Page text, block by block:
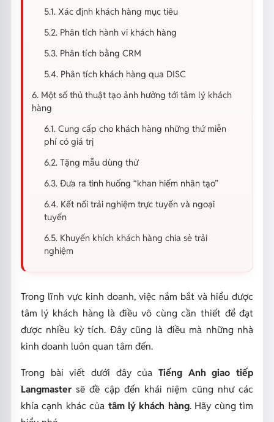
5.1. Xác định khách hàng mục tiêu
5.2. Phân tích hành vi khách hàng
5.3. Phân tích bằng CRM
5.4. Phân tích khách hàng qua DISC
6. Một số thủ thuật tạo ảnh hưởng tới tâm lý khách
hàng
6.1. Cung cấp cho khách hàng những thứ miễn
phí có giá trị
6.2. Tặng mẫu dùng thử
6.3. Đưa ra tình huống “khan hiếm nhân tạo”
6.4. Kết nối trải nghiệm trực tuyến và ngoại
tuyến
6.5. Khuyến khích khách hàng chia sẻ trải
nghiệm
Trong lĩnh vực kinh doanh, việc nắm bắt và hiểu được
tâm lý khách hàng là điều vô cùng cần thiết để đạt
được nhiều kỳ tích. Đây cũng là điều mà những nhà
kinh doanh luôn quan tâm đến.
Trong bài viết dưới đây củaTiếng Anh giao tiếp
Langmastersẽ đề cập đến khái niệm cũng như các
khía cạnh khác của tâm lý khách hàng. Hãy cùng tìm